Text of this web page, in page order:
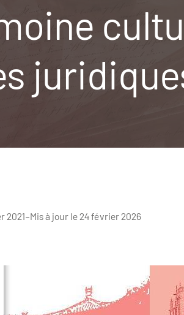
2021–Mis à jour le 24 février 2026